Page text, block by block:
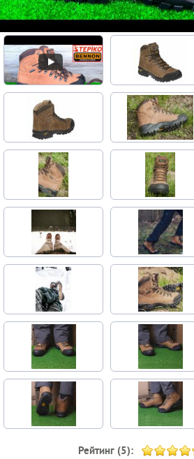
Рейтинг (5):